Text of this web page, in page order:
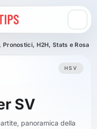
H2H, Stats e Rosa
HSV
SV
panoramica della